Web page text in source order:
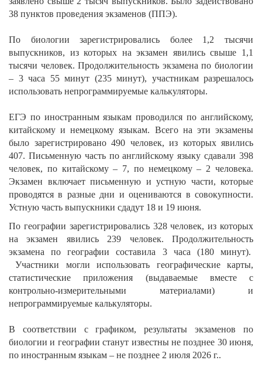
38 пунктов проведения экзаменов (ППЭ).
По биологии зарегистрировались более 1,2 тысячи
выпускников, из которых на экзамен явились свыше 1,1
тысячи человек. Продолжительность экзамена по биологии
– 3 часа 55 минут (235 минут), участникам разрешалось
использовать непрограммируемые калькуляторы.
ЕГЭ по иностранным языкам проводился по английскому,
китайскому и немецкому языкам. Всего на эти экзамены
было зарегистрировано 490 человек, из которых явились
407. Письменную часть по английскому языку сдавали 398
человек, по китайскому – 7, по немецкому – 2 человека.
Экзамен включает письменную и устную части, которые
проводятся в разные дни и оцениваются в совокупности.
Устную часть выпускники сдадут 18 и 19 июня.
По географии зарегистрировались 328 человек, из которых
на экзамен явились 239 человек. Продолжительность
экзамена по географии составила 3 часа (180 минут).
Участники могли использовать географические карты,
статистические приложения (выдаваемые вместе с
контрольно-измерительными материалами) и
непрограммируемые калькуляторы.
В соответствии с графиком, результаты экзаменов по
биологии и географии станут известны не позднее 30 июня,
по иностранным языкам – не позднее 2 июля 2026 г..